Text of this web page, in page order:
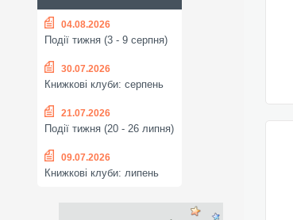
04.08.2026
Події тижня (3 - 9 серпня)
30.07.2026
Книжкові клуби: серпень
21.07.2026
Події тижня (20 - 26 липня)
09.07.2026
Книжкові клуби: липень